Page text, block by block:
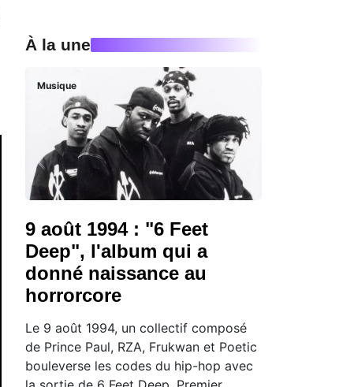
À la une
Musique
9 août 1994 : "6 Feet
Deep", l'album qui a
donné naissance au
horrorcore
Le 9 août 1994, un collectif composé
de Prince Paul, RZA, Frukwan et Poetic
bouleverse les codes du hip-hop avec